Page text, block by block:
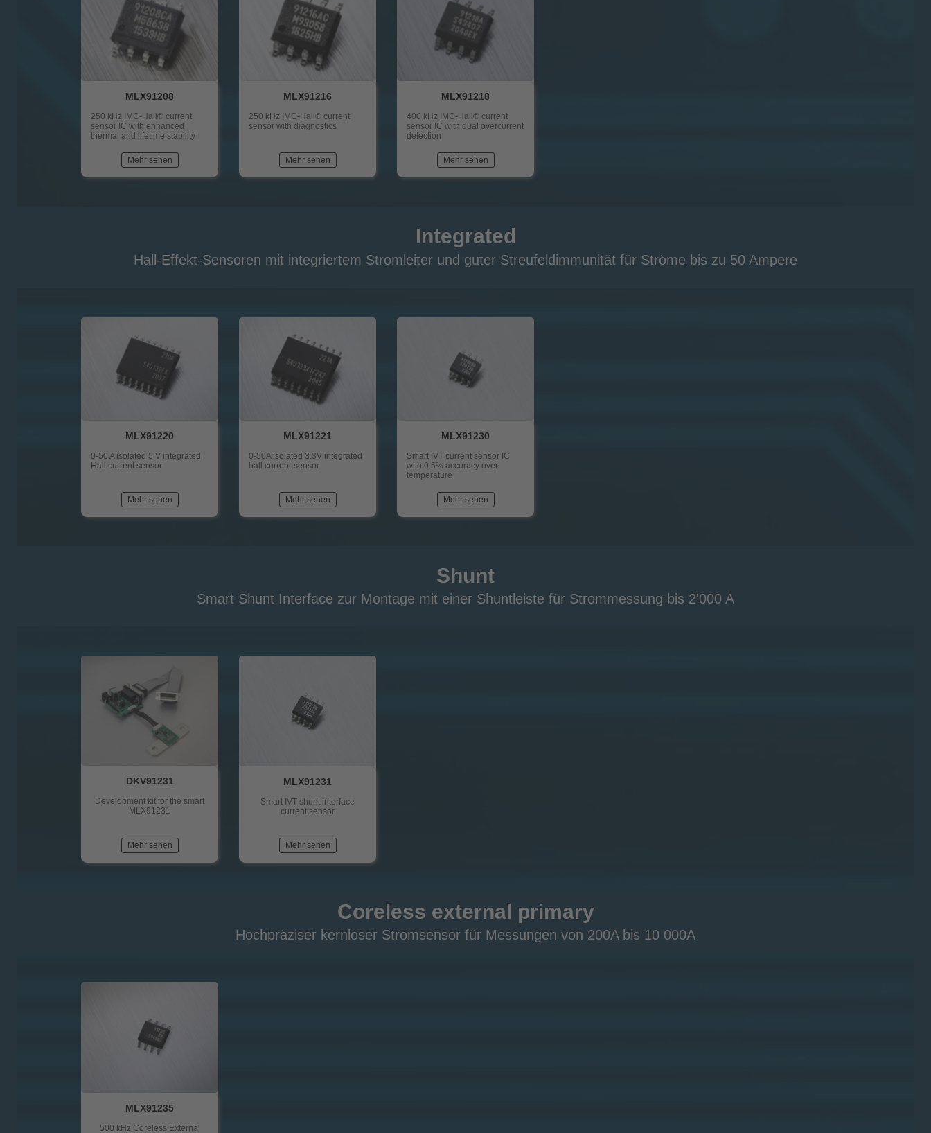
MLX91208
250 kHz IMC-Hall® current
sensor IC with enhanced
thermal and lifetime stability
Mehr sehen
MLX91216
250 kHz IMC-Hall® current
sensor with diagnostics
Mehr sehen
MLX91218
400 kHz IMC-Hall® current
sensor IC with dual overcurrent
detection
Mehr sehen
Integrated
Hall-Effekt-Sensoren mit integriertem Stromleiter und guter Streufeldimmunität für Ströme bis zu 50 Ampere
MLX91220
0-50 A isolated 5 V integrated
Hall current sensor
Mehr sehen
MLX91221
0-50A isolated 3.3V integrated
hall current-sensor
Mehr sehen
MLX91230
Smart IVT current sensor IC
with 0.5% accuracy over
temperature
Mehr sehen
Shunt
Smart Shunt Interface zur Montage mit einer Shuntleiste für Strommessung bis 2'000 A
DKV91231
Development kit for the smart
MLX91231
Mehr sehen
MLX91231
Smart IVT shunt interface
current sensor
Mehr sehen
Coreless external primary
Hochpräziser kernloser Stromsensor für Messungen von 200A bis 10 000A
MLX91235
500 kHz Coreless External